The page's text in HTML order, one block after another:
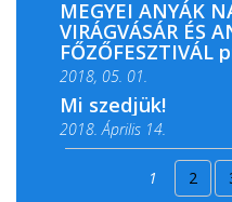
MEGYEI ANYÁK
VIRÁGVÁSÁR ÉS
FŐZŐFESZTIVÁL
2018, 05. 01.
Mi szedjük!
2018. Április 14.
2018. Április 15.
1 2